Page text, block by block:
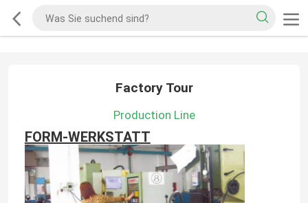
Factory Tour
Production Line
FORM-WERKSTATT